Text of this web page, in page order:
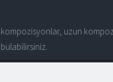
uzun